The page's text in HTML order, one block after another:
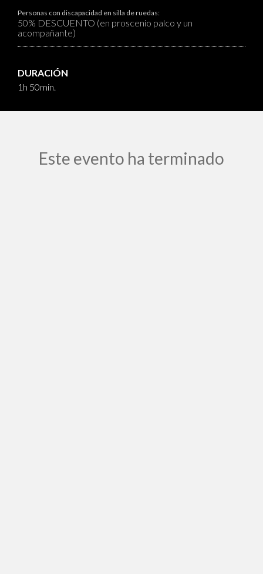
Personas con discapacidad en silla de ruedas:
50% DESCUENTO (en proscenio palco y un
acompañante)
DURACIÓN
1h 50min.
Este evento ha terminado